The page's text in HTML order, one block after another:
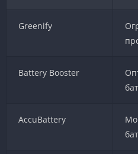
Greenify
Battery Booster
AccuBattery